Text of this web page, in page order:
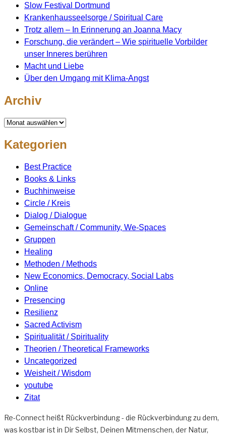
Slow Festival Dortmund
Krankenhausseelsorge / Spiritual Care
Trotz allem – In Erinnerung an Joanna Macy
Forschung, die verändert – Wie spirituelle Vorbilder
unser Inneres berühren
Macht und Liebe
Über den Umgang mit Klima-Angst
Archiv
Archiv
Kategorien
Best Practice
Books & Links
Buchhinweise
Circle / Kreis
Dialog / Dialogue
Gemeinschaft / Community, We-Spaces
Gruppen
Healing
Methoden / Methods
New Economics, Democracy, Social Labs
Online
Presencing
Resilienz
Sacred Activism
Spiritualität / Spirituality
Theorien / Theoretical Frameworks
Uncategorized
Weisheit / Wisdom
youtube
Zitat
Re-Connect heißt Rückverbindung - die Rückverbindung zu dem,
was kostbar ist in Dir Selbst, Deinen Mitmenschen, der Natur,